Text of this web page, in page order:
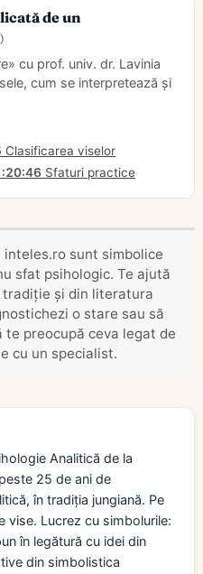
de un
cu prof. univ. dr. Lavinia
cum se interpretează și
Clasificarea viselor
Sfaturi practice
sunt simbolice
sfat psihologic. Te ajută
tradiție și din literatura
o stare sau să
preocupă ceva legat de
cu un specialist.
Analitică de la
25 de ani de
în tradiția jungiană. Pe
vise. Lucrez cu simbolurile:
în legătură cu idei din
din simbolistica